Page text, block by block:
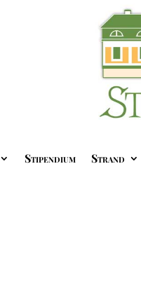
Stipendium Strand